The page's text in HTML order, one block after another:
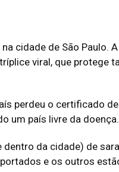
cidade de São Paulo.
viral, que protege
perdeu o certificado
um país livre da doença.
da cidade) de
e os outros